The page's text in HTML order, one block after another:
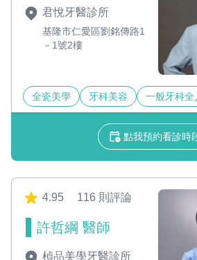
君悅牙醫診所
基隆市仁愛區劉銘傳路1
－1號2樓
全瓷美學 牙科美容 一般牙科全
點我預約看診時
4.95 116 則評論
許哲綱 醫師
楨品美學牙醫診所